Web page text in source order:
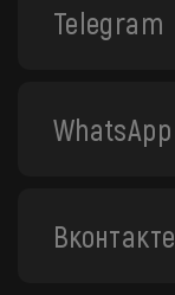
Telegram
WhatsApp
Вконтакте